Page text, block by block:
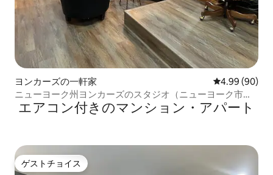
ヨンカーズの一軒家 レビュー90件
4.99 (90)
ニューヨーク州ヨンカーズのスタジオ（ニューヨーク市へ
のアクセスが便利）
エアコン付きのマンション・アパート
ゲストチョイス
ゲストチョイス